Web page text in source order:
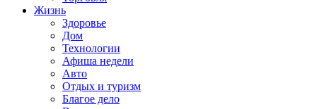
Жизнь
Здоровье
Дом
Технологии
Афиша недели
Авто
Отдых и туризм
Благое дело